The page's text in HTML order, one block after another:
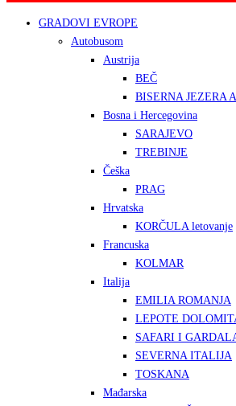
GRADOVI EVROPE
Autobusom
Austrija
BEČ
BISERNA JEZERA
Bosna i Hercegovina
SARAJEVO
TREBINJE
Češka
PRAG
Hrvatska
KORČULA letovanje
Francuska
KOLMAR
Italija
EMILIA ROMANJA
LEPOTE
SAFARI I
SEVERNA ITALIJA
TOSKANA
Mađarska